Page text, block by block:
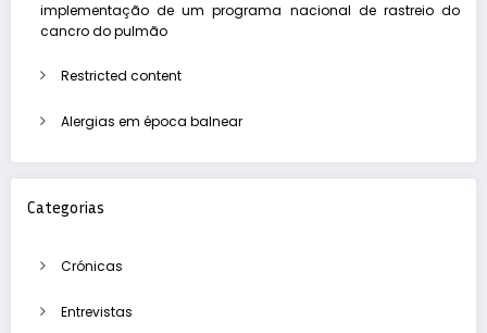
implementação de um programa nacional de rastreio do
cancro do pulmão
Restricted content
Alergias em época balnear
Categorias
Crónicas
Entrevistas